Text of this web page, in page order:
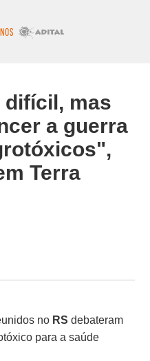
difícil, mas
a guerra
Terra
no RS debateram
para a saúde